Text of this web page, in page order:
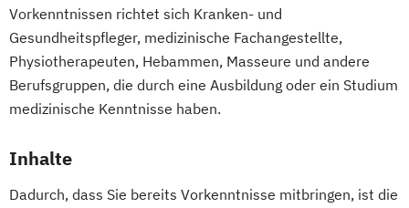
Vorkenntnissen richtet sich Kranken- und
Gesundheitspfleger, medizinische Fachangestellte,
Physiotherapeuten, Hebammen, Masseure und andere
Berufsgruppen, die durch eine Ausbildung oder ein Studium
medizinische Kenntnisse haben.
Inhalte
Dadurch, dass Sie bereits Vorkenntnisse mitbringen, ist die